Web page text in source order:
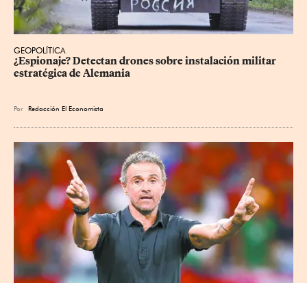
GEOPOLÍTICA
¿Espionaje? Detectan drones sobre instalación militar
estratégica de Alemania
Por Redacción El Economista